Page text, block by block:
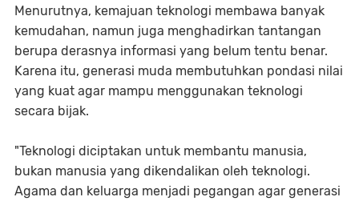
Menurutnya, kemajuan teknologi membawa banyak
kemudahan, namun juga menghadirkan tantangan
berupa derasnya informasi yang belum tentu benar.
Karena itu, generasi muda membutuhkan pondasi nilai
yang kuat agar mampu menggunakan teknologi
secara bijak.
"Teknologi diciptakan untuk membantu manusia,
bukan manusia yang dikendalikan oleh teknologi.
Agama dan keluarga menjadi pegangan agar generasi